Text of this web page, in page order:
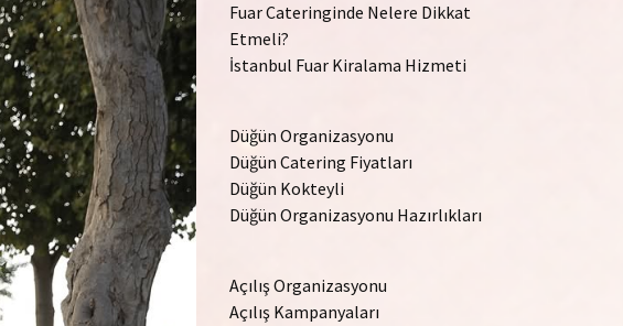
Fuar Cateringinde Nelere Dikkat
Etmeli?
İstanbul Fuar Kiralama Hizmeti
Düğün Organizasyonu
Düğün Catering Fiyatları
Düğün Kokteyli
Düğün Organizasyonu Hazırlıkları
Açılış Organizasyonu
Açılış Kampanyaları